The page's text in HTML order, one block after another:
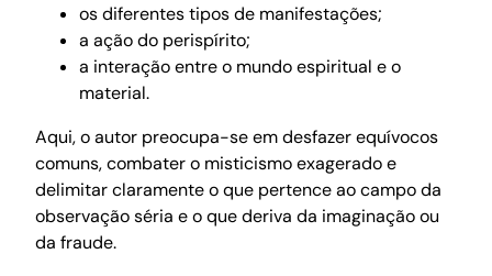
os diferentes tipos de manifestações;
a ação do perispírito;
a interação entre o mundo espiritual e o
material.
Aqui, o autor preocupa-se em desfazer equívocos
comuns, combater o misticismo exagerado e
delimitar claramente o que pertence ao campo da
observação séria e o que deriva da imaginação ou
da fraude.